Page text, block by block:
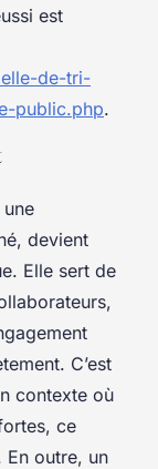
est
de-tri-
public.php.
devient
Elle sert de
C’est
contexte où
ce
outre, un